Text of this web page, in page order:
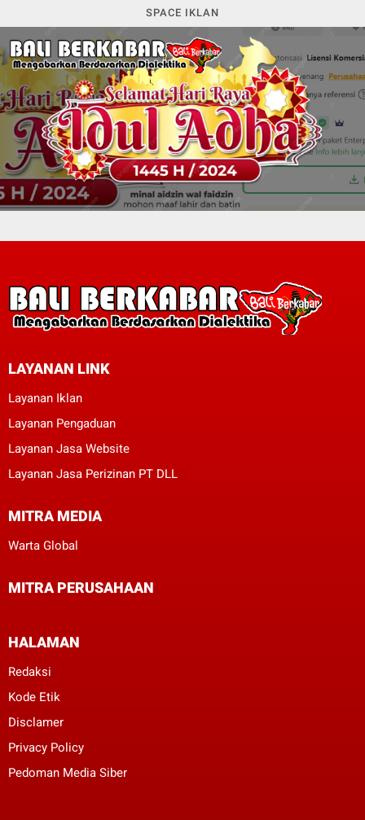
SPACE IKLAN
LAYANAN LINK
Layanan Iklan
Layanan Pengaduan
Layanan Jasa Website
Layanan Jasa Perizinan PT DLL
MITRA MEDIA
Warta Global
MITRA PERUSAHAAN
HALAMAN
Redaksi
Kode Etik
Disclamer
Privacy Policy
Pedoman Media Siber